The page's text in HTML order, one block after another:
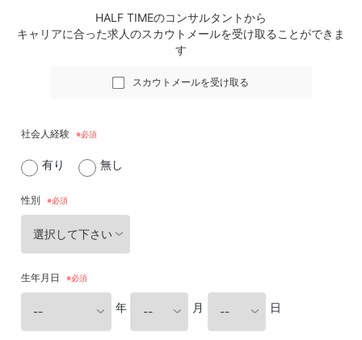
HALF TIMEのコンサルタントから
キャリアに合った求人のスカウトメールを受け取ることができま
す
スカウトメールを受け取る
社会人経験
有り 無し
性別
生年月日
年 月 日